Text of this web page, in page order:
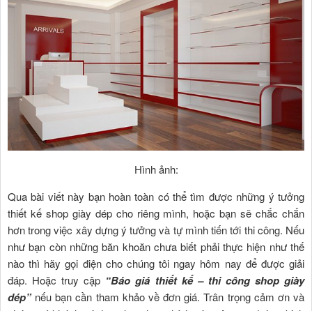
Hình ảnh:
Qua bài viết này bạn hoàn toàn có thể tìm được những ý tưởng
thiết kế shop giày dép cho riêng mình, hoặc bạn sẽ chắc chắn
hơn trong việc xây dựng ý tưởng và tự mình tiến tới thi công. Nếu
như bạn còn những băn khoăn chưa biết phải thực hiện như thế
nào thì hãy gọi điện cho chúng tôi ngay hôm nay để được giải
đáp. Hoặc truy cập “Báo giá thiết kế – thi công shopgiày
dép” nếu bạn cần tham khảo về đơn giá. Trân trọng cảm ơn và